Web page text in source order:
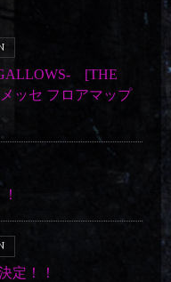
[THE
ッセ フロアマップ
定！！